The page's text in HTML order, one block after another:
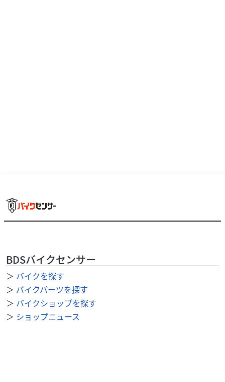
BDSバイクセンサー
＞ バイクを探す
＞ バイクパーツを探す
＞ バイクショップを探す
＞ ショップニュース